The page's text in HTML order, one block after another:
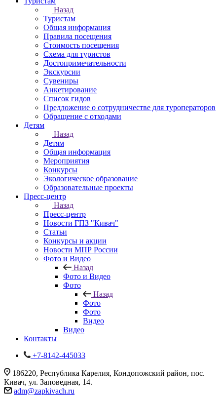
Назад
Туристам
Общая информация
Правила посещения
Стоимость посещения
Схема для туристов
Достопримечательности
Экскурсии
Сувениры
Анкетирование
Список гидов
Предложение о сотрудничестве для туроператоров
Обращение с отходами
Детям
Назад
Детям
Общая информация
Мероприятия
Конкурсы
Экологическое образование
Образовательные проекты
Пресс-центр
Назад
Пресс-центр
Новости ГПЗ "Кивач"
Статьи
Конкурсы и акции
Новости МПР России
Фото и Видео
Назад
Фото и Видео
Фото
Назад
Фото
Фото
Видео
Видео
Контакты
+7-8142-445033
186220, Республика Карелия, Кондопожский район, пос.
Кивач, ул. Заповедная, 14.
adm@zapkivach.ru